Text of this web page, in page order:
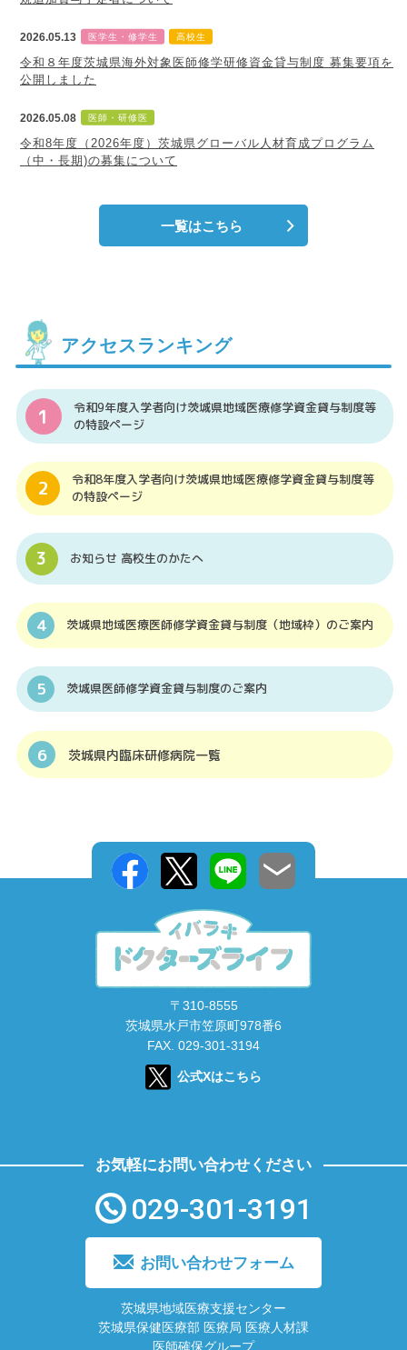
2026.05.13 医学生・修学生 高校生
令和８年度茨城県海外対象医師修学研修資金貸与制度 募集要項を
公開しました
2026.05.08 医師・研修医
令和8年度（2026年度）茨城県グローバル人材育成プログラム
（中・長期)の募集について
一覧はこちら
アクセスランキング
令和9年度入学者向け茨城県地域医療修学資金貸与制度等
の特設ページ
令和8年度入学者向け茨城県地域医療修学資金貸与制度等
の特設ページ
お知らせ 高校生のかたへ
茨城県地域医療医師修学資金貸与制度（地域枠）のご案内
茨城県医師修学資金貸与制度のご案内
茨城県内臨床研修病院一覧
〒310-8555
茨城県水戸市笠原町978番6
FAX. 029-301-3194
公式Xはこちら
お気軽にお問い合わせください
029-301-3191
お問い合わせフォーム
茨城県地域医療支援センター
茨城県保健医療部 医療局 医療人材課
医師確保グループ